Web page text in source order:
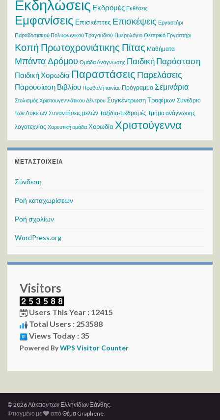
Εκδηλώσεις Εκδρομές Εκθέσεις
Εμφανίσεις Επισκέπτες Επισκέψεις Εργαστήρι
Παραδοσιακού Πολυφωνικού Τραγουδιού Ημερολόγιο Θεατρικό Εργαστήρι
Κοπή Πρωτοχρονιάτικης Πίτας Μαθήματα
Μπάντα Δρόμου Ομάδα Ανάγνωσης Παιδική Παράσταση
Παιδική Χορωδία Παραστάσεις Παρελάσεις
Παρουσίαση Βιβλίου Προβολή ταινίας Πρόγραμμα Σεμινάρια
Στολισμός Χριστουγεννιάτικου Δέντρου Συγκέντρωση Τροφίμων Συνέδριο
των Λυκείων Συναντήσεις μελών Ταξίδια-Εκδρομές Τμήμα ανάγνωσης
λογοτεχνίας Χορευτική ομάδα Χορωδία Χριστούγεννα
ΜΕΤΑΣΤΟΙΧΕΊΑ
Σύνδεση
Ροή καταχωρίσεων
Ροή σχολίων
WordPress.org
Visitors
Users This Year : 12415
Total Users : 253588
Views Today : 35
Powered ByWPS Visitor Counter
© 2026 Λύκειον των Ελληνίδων Ξάνθης.
Φτιαγμένο με
απόΘέμα Graphene.